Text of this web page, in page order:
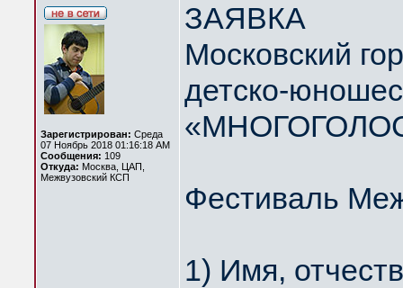
Зарегистрирован: Среда
07 Ноябрь 2018 01:16:18 AM
Сообщения: 109
Откуда: Москва, ЦАП,
Межвузовский КСП
ЗАЯВКА
Московский
детско-
Фестиваль
1) Имя,